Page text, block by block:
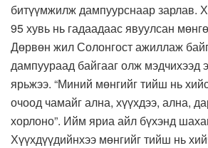
битүүмжилж дампуурснаар зарлав.
95 хувь нь гадаадаас явуулсан
Дөрвөн жил Солонгост ажиллаж
дампуураад байгааг олж мэдчихээд
ярьжээ. “Миний мөнгийг тийш нь
очоод чамайг ална, хүүхдээ, ална,
хорлоно”. Ийм яриа айл бүхэнд
Хүүхдүүдийнхээ мөнгийг тийш нь